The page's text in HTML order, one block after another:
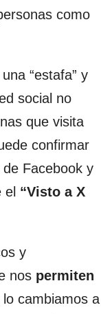
como
“estafa” y
social no
que visita
confirmar
Facebook y
el “Visto a X
y
nos permiten
cambiamos a